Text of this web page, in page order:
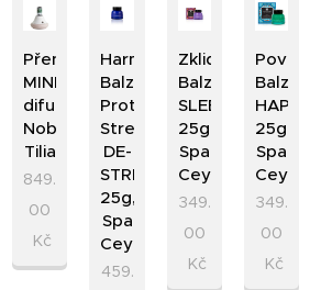
Přenosný
MINI
difuzér,
Nobilis
Tilia
849.
00
Kč
Harmonizující
Balzám
Proti
Stresu
DE-
STRESS
25g,
Spa
Ceylon
459.
Zklidňující
Balzám
SLEEP
25g,
Spa
Ceylon
349.
00
Kč
25g,
Spa
349.
00
Kč